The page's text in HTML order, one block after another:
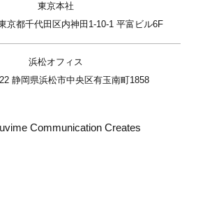
東京本社
京都千代田区内神田1-10-1 平富ビル6F
浜松オフィス
静岡県浜松市中央区有玉南町1858
Communication Creates